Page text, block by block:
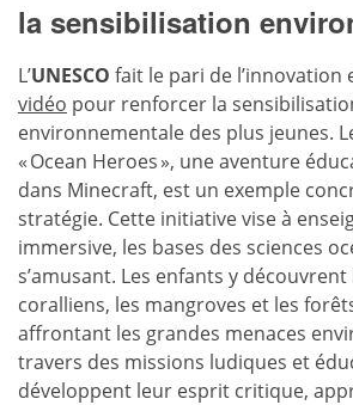
la sensibilisation
L’UNESCO fait le pari de l’innovation
vidéo pour renforcer la
environnementale des plus jeunes.
« Ocean Heroes », une aventure
dans Minecraft, est un exemple
stratégie. Cette initiative vise à
immersive, les bases des sciences
s’amusant. Les enfants y découvrent
coralliens, les mangroves et les
affrontant les grandes menaces
travers des missions ludiques et
développent leur esprit critique,